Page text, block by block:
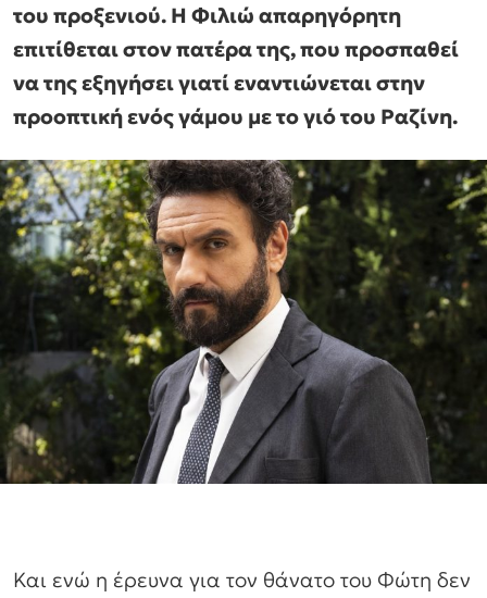
του προξενιού. Η Φιλιώ απαρηγόρητη
επιτίθεται στον πατέρα της, που προσπαθεί
να της εξηγήσει γιατί εναντιώνεται στην
προοπτική ενός γάμου με το γιό του Ραζίνη.
Και ενώ η έρευνα για τον θάνατο του Φώτη δεν